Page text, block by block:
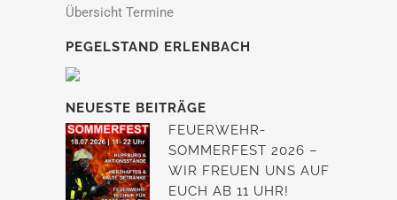
Übersicht Termine
PEGELSTAND ERLENBACH
NEUESTE BEITRÄGE
FEUERWEHR-
SOMMERFEST 2026 –
WIR FREUEN UNS AUF
EUCH AB 11 UHR!